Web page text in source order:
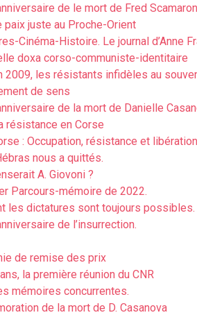
de le mort de Fred
paix juste au Proche-Orient
Cinéma-Histoire. Le journal d’Anne
doxa corso-communiste-identitaire
2009, les résistants infidèles au
de sens
de la mort de Danielle
résistance en Corse
: Occupation, résistance et
nous a quittés.
A. Giovoni ?
Parcours-mémoire de 2022.
les dictatures sont toujours possibles.
de l’insurrection.
de remise des prix
la première réunion du CNR
mémoires concurrentes.
de la mort de D. Casanova